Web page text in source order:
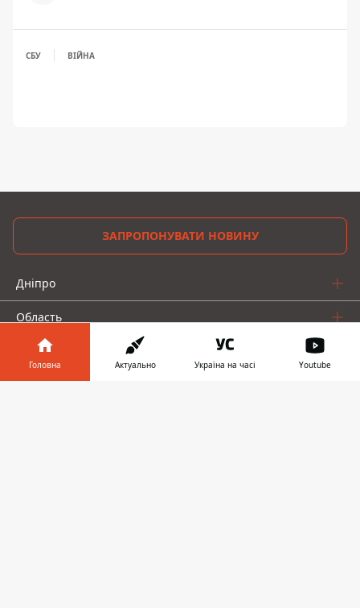
СБУ ВІЙНА
ЗАПРОПОНУВАТИ НОВИНУ
Дніпро
Область
Україна
Реклама
Головна Актуально Україна на часі Youtube